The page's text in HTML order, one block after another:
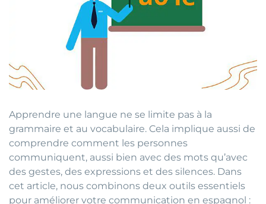
Apprendre une langue ne se limite pas à la
grammaire et au vocabulaire. Cela implique aussi de
comprendre comment les personnes
communiquent, aussi bien avec des mots qu’avec
des gestes, des expressions et des silences. Dans
cet article, nous combinons deux outils essentiels
pour améliorer votre communication en espagnol :